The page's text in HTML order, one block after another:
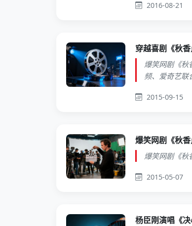
2016-08-21
穿越喜剧《秋
爆笑网剧《秋
频、爱奇艺联
2015-09-15
爆笑网剧《秋香
爆笑网剧《秋
2015-05-07
杨臣刚演唱《